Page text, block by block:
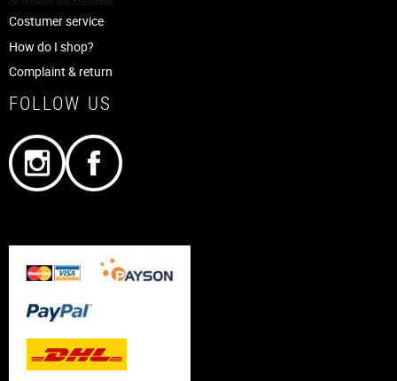
Costumer service
How do I shop?
Complaint & return
FOLLOW US